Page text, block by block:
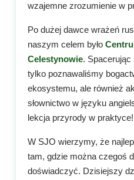
wzajemne zrozumienie w
Po dużej dawce wrażeń
naszym celem było
Celestynowie.
tylko poznawaliśmy
ekosystemu, ale również
słownictwo w języku
lekcja przyrody w praktyce!
W SJO wierzymy, że
tam, gdzie można czegoś
doświadczyć. Dzisiejszy